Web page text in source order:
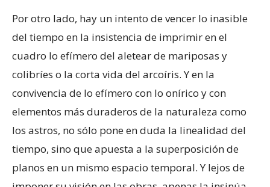
Por otro lado, hay un intento de vencer lo inasible
del tiempo en la insistencia de imprimir en el
cuadro lo efímero del aletear de mariposas y
colibríes o la corta vida del arcoíris. Y en la
convivencia de lo efímero con lo onírico y con
elementos más duraderos de la naturaleza como
los astros, no sólo pone en duda la linealidad del
tiempo, sino que apuesta a la superposición de
planos en un mismo espacio temporal. Y lejos de